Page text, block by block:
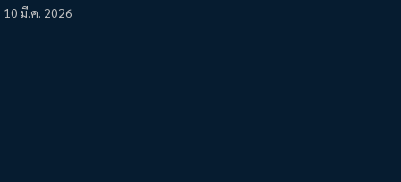
10 มี.ค. 2026